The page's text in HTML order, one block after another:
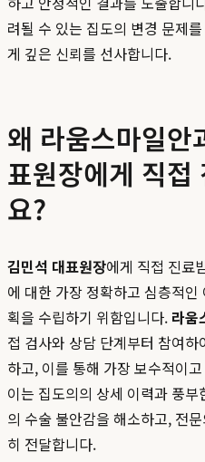
려될 수 있는 집도의 변경 문제
게 깊은 신뢰를 선사합니다.
왜 라움스마일안
표원장에게 직접
요?
김민석 대표원장에게 직접 진료
에 대한 가장 정확하고 심층적
획을 수립하기 위함입니다. 라움
접 검사와 상담 단계부터 참여
하고, 이를 통해 가장 보수적이
이는 집도의의 상세 이력과 풍
의 수술 불안감을 해소하고, 전
히 전달합니다.